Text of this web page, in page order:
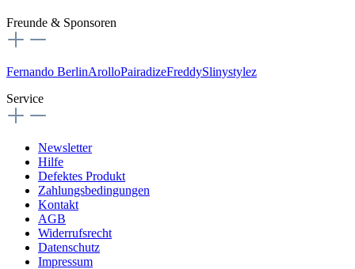
Freunde & Sponsoren
Fernando BerlinArolloPairadizeFreddySlinystylez
Service
Newsletter
Hilfe
Defektes Produkt
Zahlungsbedingungen
Kontakt
AGB
Widerrufsrecht
Datenschutz
Impressum